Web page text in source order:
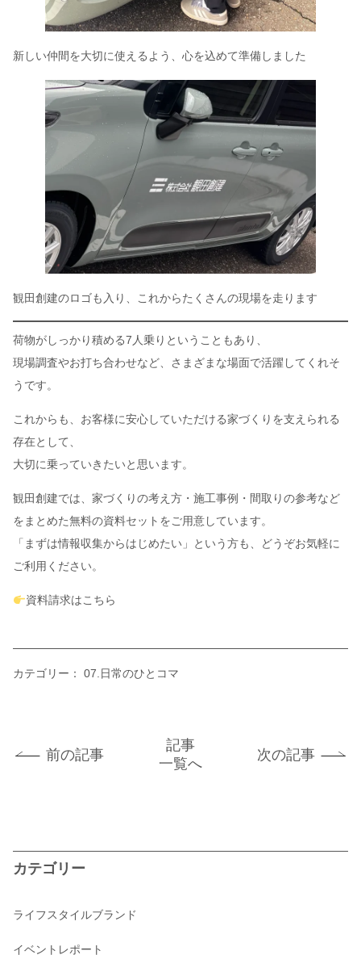
新しい仲間を大切に使えるよう、心を込めて準備しました
観田創建のロゴも入り、これからたくさんの現場を走ります
荷物がしっかり積める7人乗りということもあり、
現場調査やお打ち合わせなど、さまざまな場面で活躍してくれそ
うです。
これからも、お客様に安心していただける家づくりを支えられる
存在として、
大切に乗っていきたいと思います。
観田創建では、家づくりの考え方・施工事例・間取りの参考など
をまとめた無料の資料セットをご用意しています。
「まずは情報収集からはじめたい」という方も、どうぞお気軽に
ご利用ください。
資料請求はこちら
カテゴリー： 07.日常のひとコマ
前の記事
記事
一覧へ
次の記事
カテゴリー
ライフスタイルブランド
イベントレポート